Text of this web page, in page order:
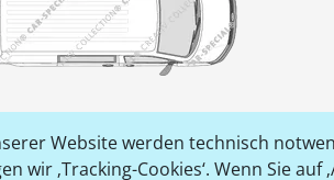
Website werden technisch
wir ‚Tracking-Cookies‘. Wenn Sie